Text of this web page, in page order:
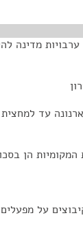
מדינה
עד
המקומיות הן
על